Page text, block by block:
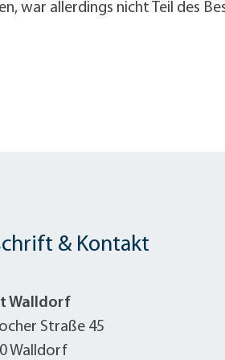
war allerdings nicht Teil des
& Kontakt
Walldorf
Straße 45
Walldorf